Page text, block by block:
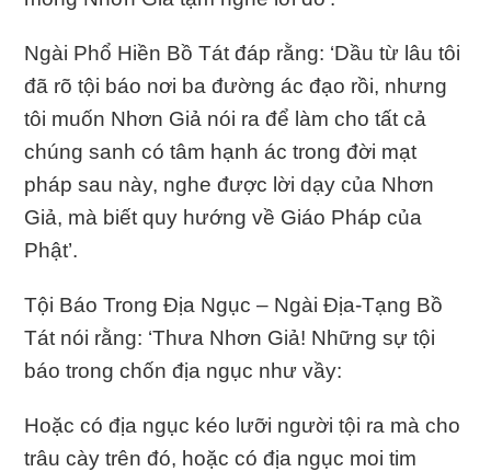
Ngài Phổ Hiền Bồ Tát đáp rằng: ‘Dầu từ lâu tôi
đã rõ tội báo nơi ba đường ác đạo rồi, nhưng
tôi muốn Nhơn Giả nói ra để làm cho tất cả
chúng sanh có tâm hạnh ác trong đời mạt
pháp sau này, nghe được lời dạy của Nhơn
Giả, mà biết quy hướng về Giáo Pháp của
Phật’.
Tội Báo Trong Ðịa Ngục – Ngài Ðịa-Tạng Bồ
Tát nói rằng: ‘Thưa Nhơn Giả! Những sự tội
báo trong chốn địa ngục như vầy:
Hoặc có địa ngục kéo lưỡi người tội ra mà cho
trâu cày trên đó, hoặc có địa ngục moi tim